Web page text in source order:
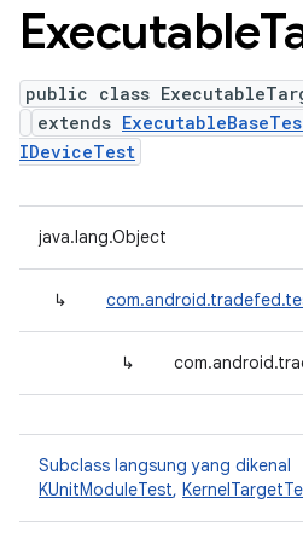
Executable
public class
extends
IDeviceTest
java.lang.Object
↳
↳
Subclass langsung yang dikenal
KUnitModuleTest,